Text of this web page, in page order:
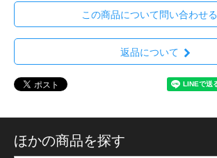
この商品について問い合わせる
返品について
ほかの商品を探す